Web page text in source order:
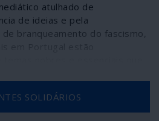
atulhado de
de ideias e pela
branqueamento do fascismo,
SOLIDÁRIOS